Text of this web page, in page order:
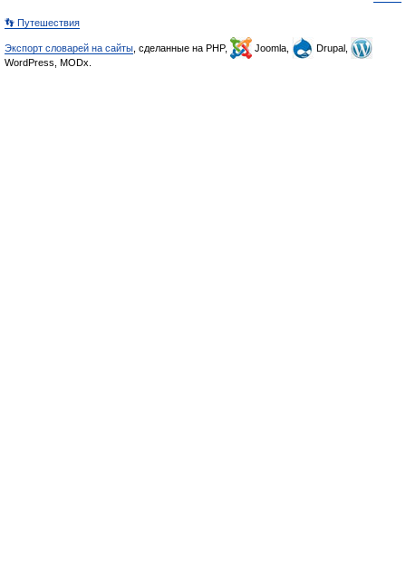
👣 Путешествия
Экспорт словарей на сайты , сделанные на PHP, Joomla,
Drupal,
WordPress, MODx.